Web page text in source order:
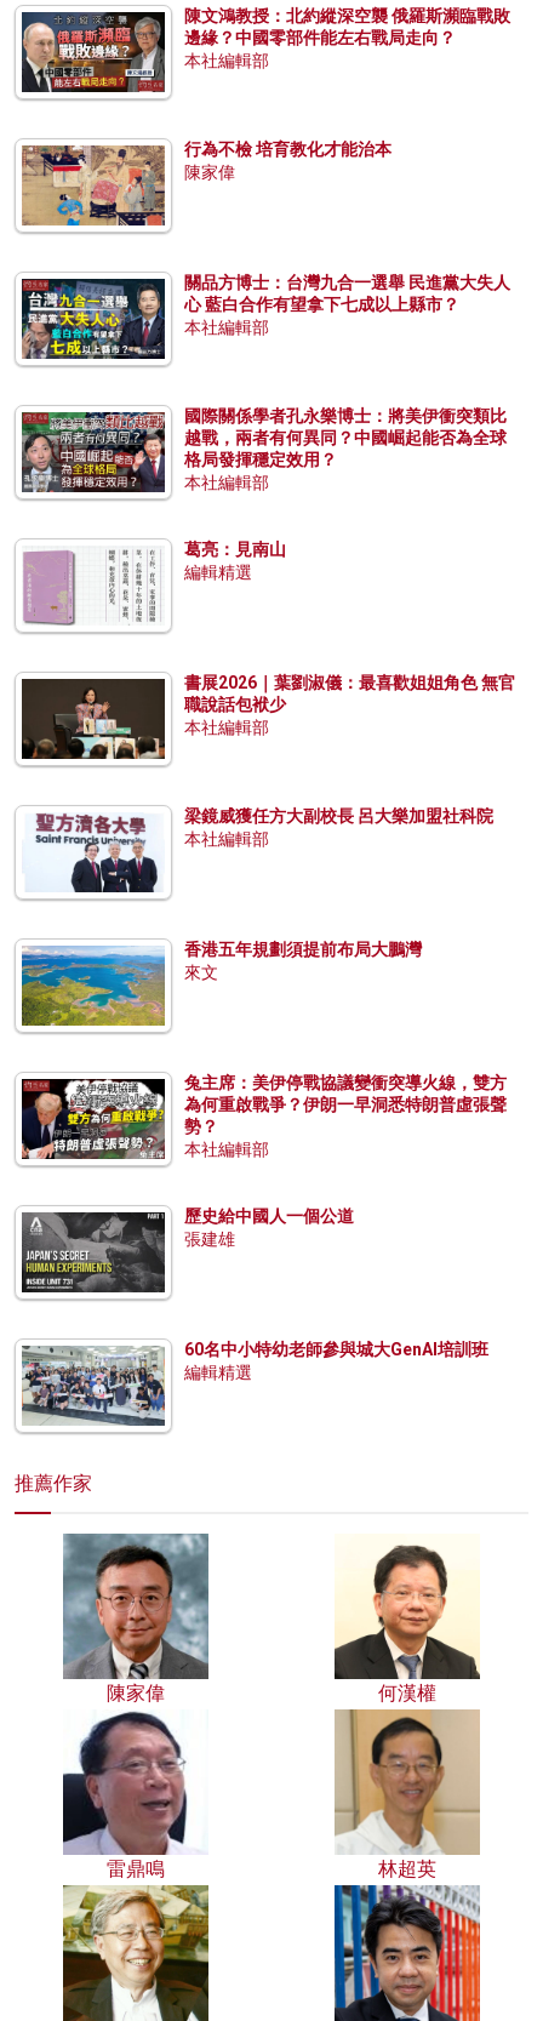
陳文鴻教授：北約縱深空襲 俄羅斯瀕臨戰敗
邊緣？中國零部件能左右戰局走向？
本社編輯部
行為不檢 培育教化才能治本
陳家偉
關品方博士：台灣九合一選舉 民進黨大失人
心 藍白合作有望拿下七成以上縣市？
本社編輯部
國際關係學者孔永樂博士：將美伊衝突類比
越戰，兩者有何異同？中國崛起能否為全球
格局發揮穩定效用？
本社編輯部
葛亮：見南山
編輯精選
書展2026｜葉劉淑儀：最喜歡姐姐角色 無官
職說話包袱少
本社編輯部
梁鏡威獲任方大副校長 呂大樂加盟社科院
本社編輯部
香港五年規劃須提前布局大鵬灣
來文
兔主席：美伊停戰協議變衝突導火線，雙方
為何重啟戰爭？伊朗一早洞悉特朗普虛張聲
勢？
本社編輯部
歷史給中國人一個公道
張建雄
60名中小特幼老師參與城大GenAI培訓班
編輯精選
推薦作家
陳家偉 何漢權
雷鼎鳴 林超英